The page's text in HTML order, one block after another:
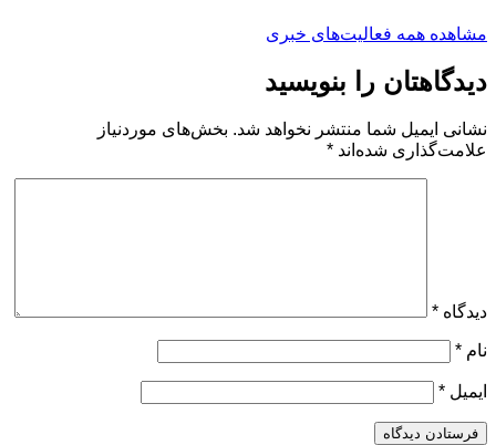
مشاهده همه فعالیت‌های خبری
دیدگاهتان را بنویسید
نشانی ایمیل شما منتشر نخواهد شد. بخش‌های موردنیاز
علامت‌گذاری شده‌اند *
دیدگاه *
نام *
ایمیل *